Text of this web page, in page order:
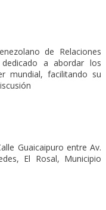
de Relaciones
a abordar los
mundial, facilitando su
Guaicaipuro entre Av.
El Rosal, Municipio